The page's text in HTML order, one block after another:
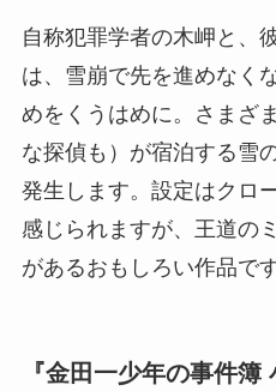
自称犯罪学者の木岬と、
は、雪崩で先を進めなく
めをくうはめに。さまざ
な探偵も）が宿泊する雪
発生します。設定はクロ
感じられますが、王道の
があるおもしろい作品です
『金田一少年の事件